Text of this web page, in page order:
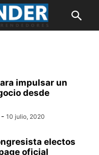
impulsar un
desde
- 10 julio, 2020
electos
oficial